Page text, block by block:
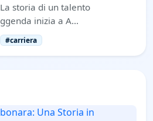
storia di un talento
inizia a A…
#carriera